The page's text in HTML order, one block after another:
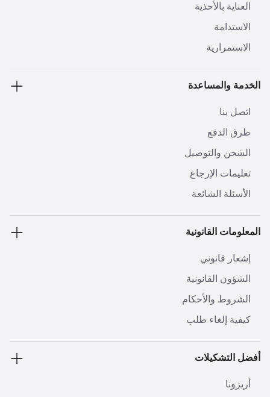
العناية بالأحذية
الاستدامة
الاستمرارية
الخدمة والمساعدة
اتصل بنا
طرق الدفع
الشحن والتوصيل
تعليمات الإرجاع
الأسئلة الشائعة
المعلومات القانونية
إشعار قانوني
الشؤون القانونية
الشروط والأحكام
كيفية إلغاء طلب
أفضل التشكيلات
أريزونا